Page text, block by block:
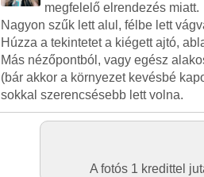
megfelelő elrendezés miatt.
Nagyon szűk lett alul, félbe lett
Húzza a tekintetet a kiégett ajtó,
Más nézőpontból, vagy egész
(bár akkor a környezet kevésbé
sokkal szerencsésebb lett volna.
A fotós 1 kredittel